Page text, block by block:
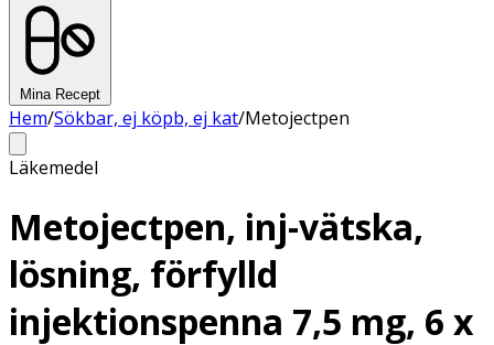
Mina Recept
Hem/Sökbar, ej köpb, ej kat/Metojectpen
Läkemedel
Metojectpen, inj-vätska,
lösning, förfylld
injektionspenna 7,5 mg, 6 x